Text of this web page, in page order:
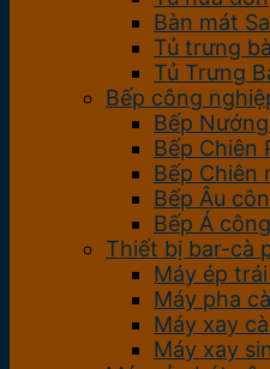
Bàn mát
Tủ trưng
Tủ Trưng
Bếp công
Bếp
Bếp Chiên
Bếp Chiên
Bếp Âu
Bếp Á
Thiết bị bar-cà
Máy ép
Máy pha
Máy xay
Máy xay